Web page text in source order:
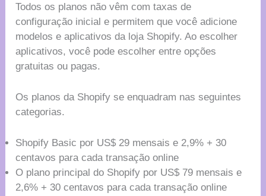
Todos os planos não vêm com taxas de
configuração inicial e permitem que você adicione
modelos e aplicativos da loja Shopify. Ao escolher
aplicativos, você pode escolher entre opções
gratuitas ou pagas.
Os planos da Shopify se enquadram nas seguintes
categorias.
Shopify Basic por US$ 29 mensais e 2,9% + 30
centavos para cada transação online
O plano principal do Shopify por US$ 79 mensais e
2,6% + 30 centavos para cada transação online